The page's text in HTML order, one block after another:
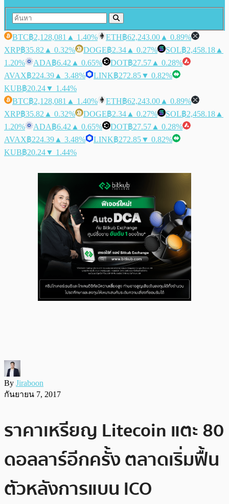
BTC฿2,128,081 ▲ 1.40% ETH฿62,243.00 ▲ 0.89%
XRP฿35.82 ▲ 0.32% DOGE฿2.34 ▲ 0.27% SOL฿2,458.18 ▲
1.20%
ADA฿6.42 ▲ 0.65% DOT฿27.57 ▲ 0.28%
AVAX฿224.39 ▲ 3.48% LINK฿272.85▼ 0.82%
KUB฿20.24▼ 1.44%
BTC฿2,128,081 ▲ 1.40% ETH฿62,243.00 ▲ 0.89%
XRP฿35.82 ▲ 0.32% DOGE฿2.34 ▲ 0.27% SOL฿2,458.18 ▲
1.20%
ADA฿6.42 ▲ 0.65% DOT฿27.57 ▲ 0.28%
AVAX฿224.39 ▲ 3.48% LINK฿272.85▼ 0.82%
KUB฿20.24▼ 1.44%
By Jiraboon
กันยายน 7, 2017
ราคาเหรียญ Litecoin แตะ 80
ดอลลาร์อีกครั้ง ตลาดเริ่มฟื้น
ตัวหลังการแบน ICO